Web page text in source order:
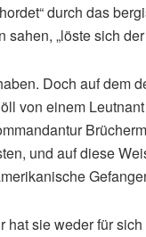
durch das
„löste sich
Doch auf dem
von einem
und auf diese
hat sie weder für